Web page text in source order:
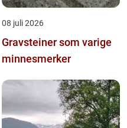
08 juli 2026
Gravsteiner som varige
minnesmerker